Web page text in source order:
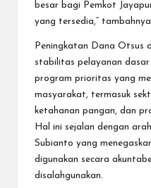
besar bagi Pemkot
yang tersedia,”
Peningkatan Dana Otsus
stabilitas pelayanan
program prioritas yang
masyarakat, termasuk
ketahanan pangan, dan
Hal ini sejalan dengan
Subianto yang
digunakan secara
disalahgunakan.